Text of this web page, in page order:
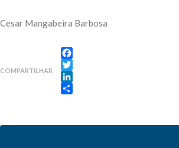
Cesar Mangabeira Barbosa
COMPARTILHAR
Facebook
Twitter
LinkedIn